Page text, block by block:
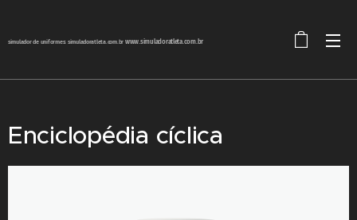
simulador de uniformes: simuladoratleta.com.br www.simuladoratleta.com.br
Enciclopédia cíclica